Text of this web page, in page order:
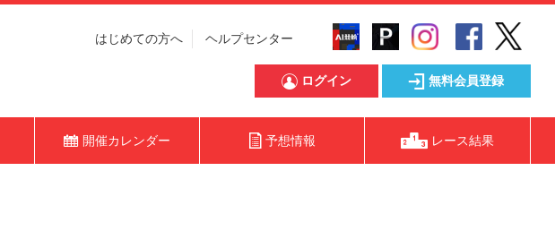
はじめての方へ ヘルプセンター
ログイン 無料会員登録
開催カレンダー 予想情報 レース結果